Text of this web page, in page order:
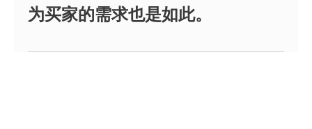
为买家的需求也是如此。